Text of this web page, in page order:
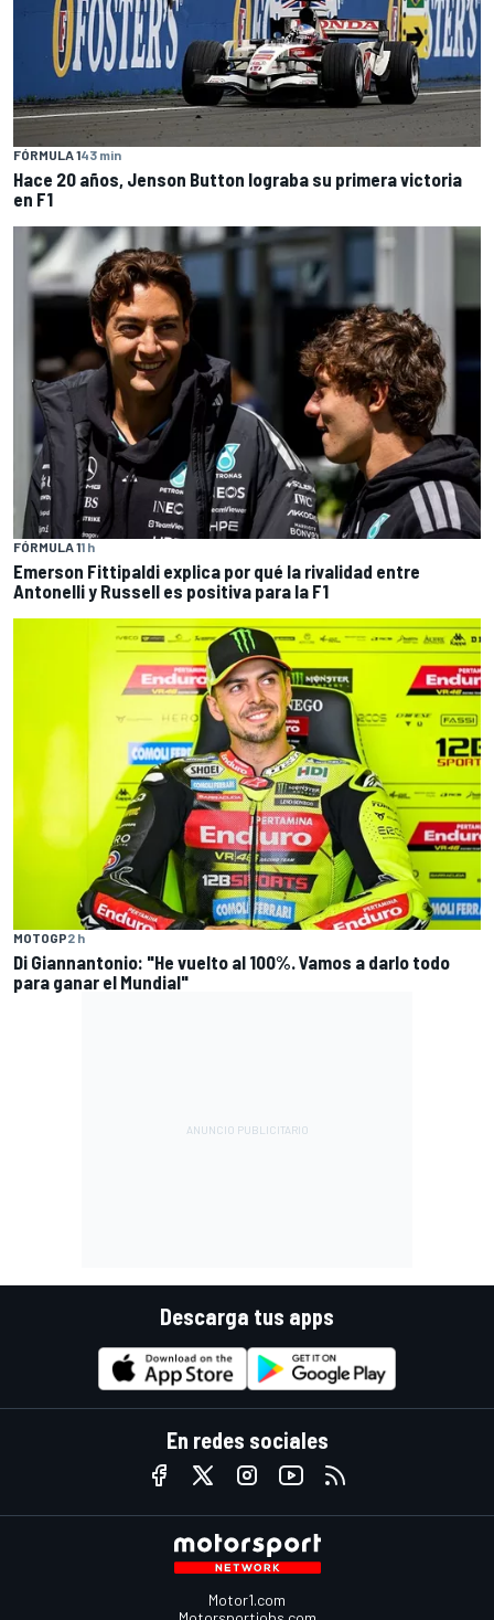
FÓRMULA 143 min
Hace 20 años, Jenson Button lograba su primera victoria
en F1
FÓRMULA 11 h
Emerson Fittipaldi explica por qué la rivalidad entre
Antonelli y Russell es positiva para la F1
MOTOGP2 h
Di Giannantonio: "He vuelto al 100%. Vamos a darlo todo
para ganar el Mundial"
Descarga tus apps
En redes sociales
Motor1.com